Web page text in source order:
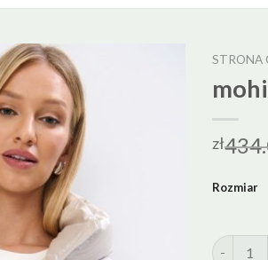
STRONA
zł
Rozmiar
ilość